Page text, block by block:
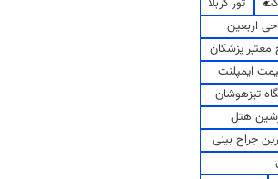
اربعین
پزشکان
ایمپلنت
تیزهوشان
هتل
جراح بینی